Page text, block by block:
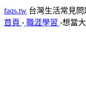
faqs.tw 台灣生活常見問
首頁 › 職涯學習 ›想當